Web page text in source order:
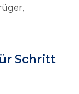
Schritt